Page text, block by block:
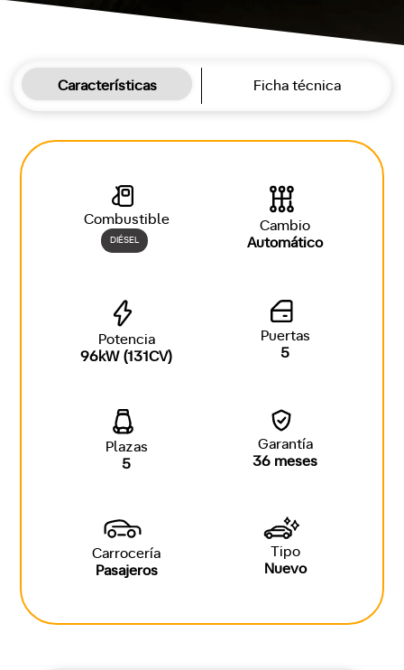
Características Ficha técnica
Combustible
DIÉSEL
Cambio
Automático
Potencia
96kW (131CV)
Puertas
5
Plazas
5
Garantía
36 meses
Carrocería
Pasajeros
Tipo
Nuevo